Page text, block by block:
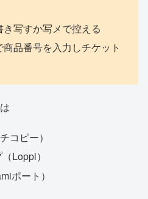
写すか写メで控える
品番号を入力しチケット
コピー）
Loppi）
ポート）